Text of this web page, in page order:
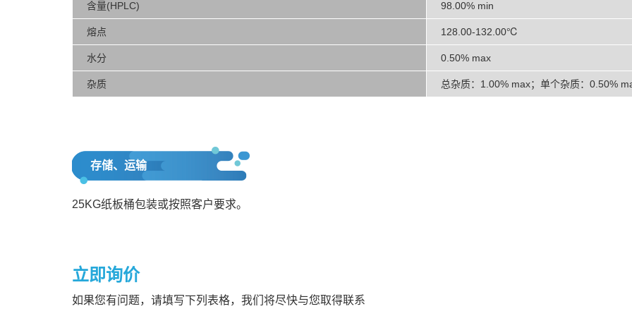
含量(HPLC) 98.00% min
熔点 128.00-132.00℃
水分 0.50% max
杂质 总杂质：1.00% max；单个杂质：0.50%
存储、运输
25KG纸板桶包装或按照客户要求。
立即询价
如果您有问题，请填写下列表格，我们将尽快与您取得联系